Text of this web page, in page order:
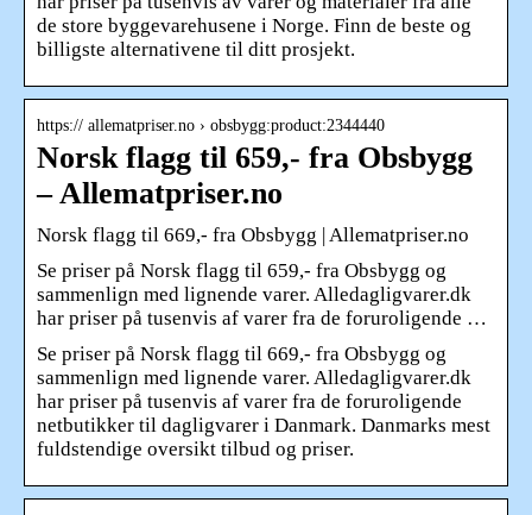
de store byggevarehusene i Norge. Finn de beste og
billigste alternativene til ditt prosjekt.
https:// allematpriser.no › obsbygg:product:2344440
Norsk flagg til 659,- fra Obsbygg
– Allematpriser.no
Norsk flagg til 669,- fra Obsbygg | Allematpriser.no
Se priser på Norsk flagg til 659,- fra Obsbygg og
sammenlign med lignende varer. Alledagligvarer.dk
har priser på tusenvis af varer fra de foruroligende …
Se priser på Norsk flagg til 669,- fra Obsbygg og
sammenlign med lignende varer. Alledagligvarer.dk
har priser på tusenvis af varer fra de foruroligende
netbutikker til dagligvarer i Danmark. Danmarks mest
fuldstendige oversikt tilbud og priser.